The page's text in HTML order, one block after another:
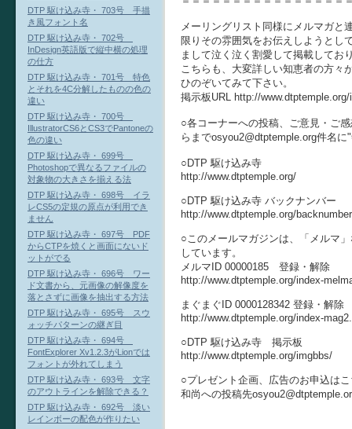
メーリングリスト同様にメルマガと
限りその雰囲気をお伝えしようとし
まして泣く泣く割愛して掲載してお
こちらも、大変詳しい知恵者の方々
ひのぞいてみて下さい。
掲示板URL http://
○各コーナーへの投稿、ご意見・ご
らまでosyou2@dtptemple.org件名
○DTP 駆け込み寺
http://www.dtptemple.org/
○DTP 駆け込み寺 バックナンバー
http://www.dtptemple.org/
○このメールマガジンは、「メルマ
しています。
メルマID 00000185 登録・解除
http://www.dtptemple.org/index-
まぐまぐID 0000128342 登録・解除
http://www.dtptemple.org/index-
○DTP 駆け込み寺 掲示板
http://www.dtptemple.org/imgbbs/
○プレゼント企画、広告のお申込は
和尚への投稿先
DTP 駆け込み寺・ 703号 手描
き風フォント名
DTP 駆け込み寺・ 702号
InDesign英語版で縦中横の処理
の仕方
DTP 駆け込み寺・ 701号 特色
とそれを4C分解したものの色の
違い
DTP 駆け込み寺・ 700号
IllustratorCS6とCS3でPantoneの
色の違い
DTP 駆け込み寺・ 699号
Photoshopで異なるファイルの
対象物の大きさを揃える法
DTP 駆け込み寺・ 698号 イラ
レCS5の定規の原点が利用でき
ません
DTP 駆け込み寺・ 697号 PDF
からCTPを焼くと画面にないド
ットがでる
DTP 駆け込み寺・ 696号 ワー
ド文書から、元画像の解像度を
落とさずに画像を抽出する方法
DTP 駆け込み寺・ 695号 スウ
ォッチパターンの継ぎ目
DTP 駆け込み寺・ 694号
FontExplorer Xv1.2.3がLionでは
フォントが外れてしまう
DTP 駆け込み寺・ 693号 文字
のアウトラインを解除できる？
DTP 駆け込み寺・ 692号 淡い
レインボーの配色が作りたい